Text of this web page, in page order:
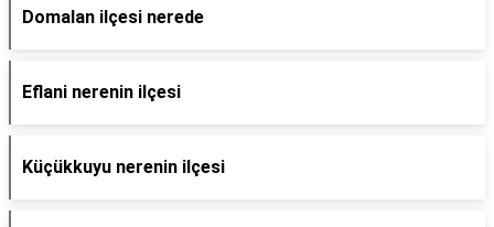
Domalan ilçesi nerede
Eflani nerenin ilçesi
Küçükkuyu nerenin ilçesi